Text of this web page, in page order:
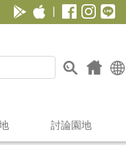
討論園地